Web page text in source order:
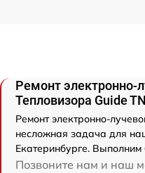
Ремонт электронно-
Тепловизора Guide TN
Ремонт электронно-
несложная задача для
Екатеринбурге. Выполним
Позвоните нам и наш